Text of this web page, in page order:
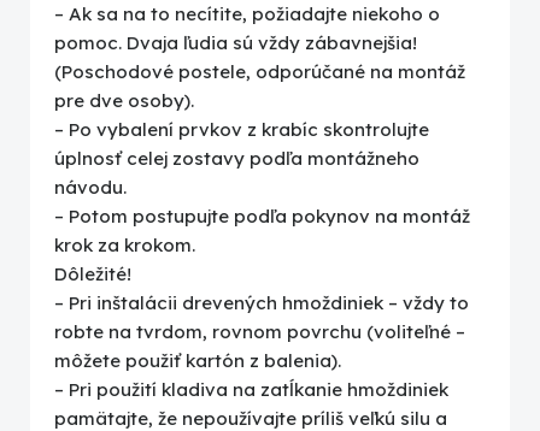
– Ak sa na to necítite, požiadajte niekoho o
pomoc. Dvaja ľudia sú vždy zábavnejšia!
(Poschodové postele, odporúčané na montáž
pre dve osoby).
– Po vybalení prvkov z krabíc skontrolujte
úplnosť celej zostavy podľa montážneho
návodu.
– Potom postupujte podľa pokynov na montáž
krok za krokom.
Dôležité!
– Pri inštalácii drevených hmoždiniek – vždy to
robte na tvrdom, rovnom povrchu (voliteľné –
môžete použiť kartón z balenia).
– Pri použití kladiva na zatĺkanie hmoždiniek
pamätajte, že nepoužívajte príliš veľkú silu a